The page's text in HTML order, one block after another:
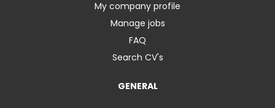
My company profile
Manage jobs
FAQ
Search CV's
GENERAL